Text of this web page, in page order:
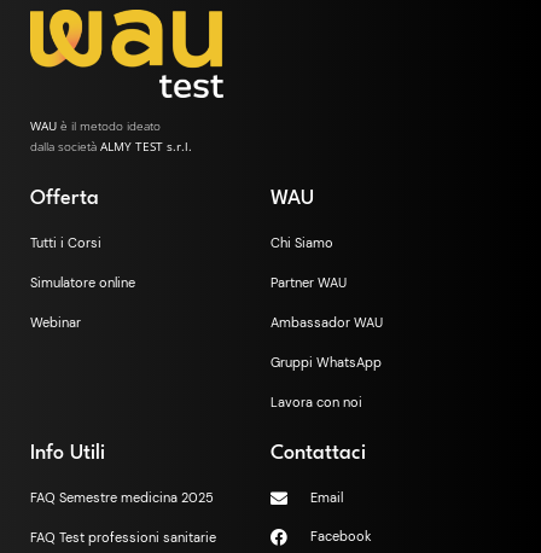
WAU è il metodo ideato
dalla società ALMY TEST s.r.l.
Offerta
Tutti i Corsi
Simulatore online
Webinar
WAU
Chi Siamo
Partner WAU
Ambassador WAU
Gruppi WhatsApp
Lavora con noi
Info Utili
FAQ Semestre medicina 2025
FAQ Test professioni sanitarie
Contattaci
Email
Facebook